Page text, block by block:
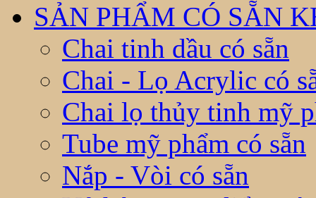
SẢN PHẨM CÓ SẴN
Chai tinh dầu có sẵn
Chai - Lọ Acrylic có
Chai lọ thủy tinh mỹ
Tube mỹ phẩm có sẵn
Nắp - Vòi có sẵn